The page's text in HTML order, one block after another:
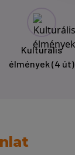
Kulturális
élmények (4 út)